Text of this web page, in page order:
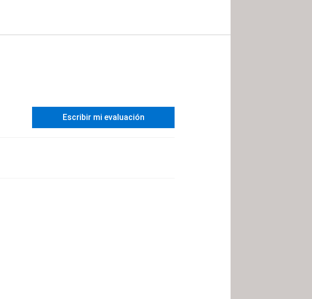
Escribir mi evaluación